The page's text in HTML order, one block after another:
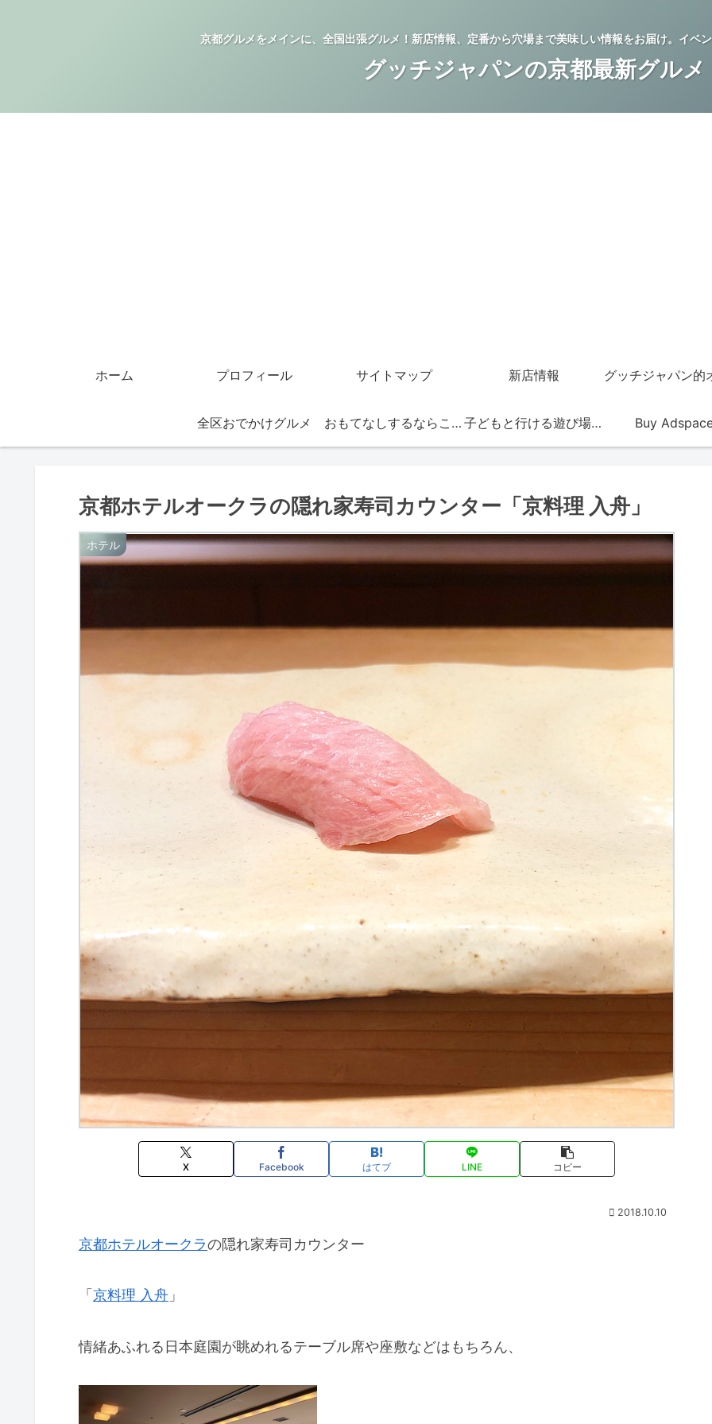
京都グルメをメインに、全国出張グルメ！新店情報、定番から穴場まで美味しい情報をお届け。イベ
グッチジャパンの京都最新グルメ
ホーム プロフィール サイトマップ 新店情報
全区おでかけグルメ おもてなしするならこの店 子どもと行ける遊び場・お店 Buy
京都ホテルオークラの隠れ家寿司カウンター「京料理 入舟」
ホテル
X Facebook はてブ LINE コピー
2018.10.10
京都ホテルオークラの隠れ家寿司カウンター
「 京料理 入舟 」
情緒あふれる日本庭園が眺めれるテーブル席や座敷などはもちろん、